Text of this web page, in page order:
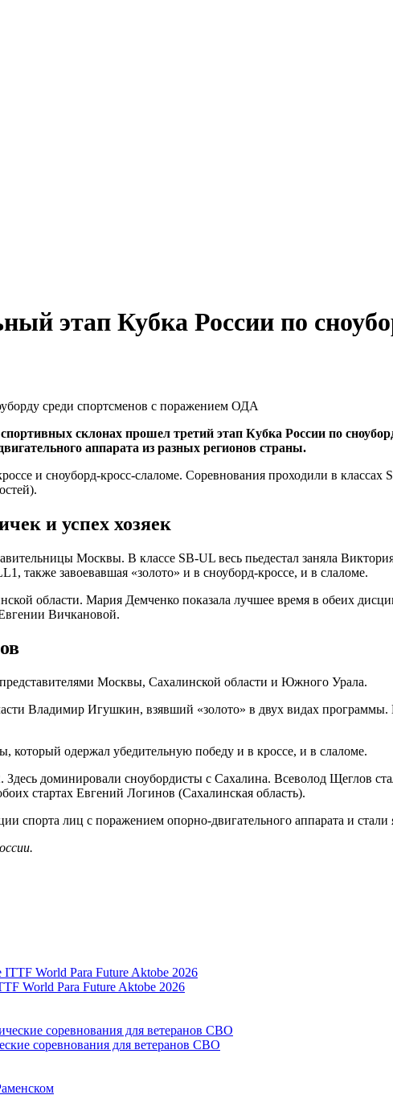
этап Кубка России по
склонах прошел третий этап Кубка России по
аппарата из разных регионов страны.
и сноуборд-кросс-слаломе. Соревнования проходили в
и успех хозяек
Москвы. В классе SB-UL весь пьедестал заняла
также завоевавшая «золото» и в сноуборд-кроссе, и в слаломе.
области. Мария Демченко показала лучшее время в обеих
Вичкановой.
Москвы, Сахалинской области и Южного Урала.
Владимир Игушкин, взявший «золото» в двух видах
одержал убедительную победу и в кроссе, и в слаломе.
Здесь доминировали сноубордисты с Сахалина. Всеволод Щеглов
стартах Евгений Логинов (Сахалинская область).
спорта лиц с поражением опорно-двигательного аппарата и стали
World Para Future Aktobe 2026
соревнования для ветеранов СВО